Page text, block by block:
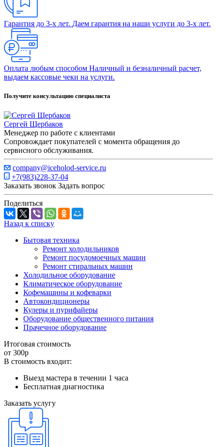
Гарантия до 3-х лет. Даем гарантия на наши услуги до 3-х лет.
Оплата любым способом Наличный и безналичный расчет,
выдаем кассовые чеки на услуги.
Получите консультацию специалиста
Сергей Щербаков
Менеджер по работе с клиентами
Сопровождает покупателей с момента обращения до
сервисного обслуживания.
company@iceholod-service.ru
+7(983)228-37-04
Заказать звонок Задать вопрос
Поделиться
Назад к списку
Бытовая техника
Ремонт холодильников
Ремонт посудомоечных машин
Ремонт стиральных машин
Холодильное оборудование
Климатическое оборудование
Кофемашины и кофеварки
Автокондиционеры
Кулеры и пурифайеры
Оборудование общественного питания
Прачечное оборудование
Итоговая стоимость
от 300р
В стоимость входит:
Выезд мастера в течении 1 часа
Бесплатная диагностика
Заказать услугу